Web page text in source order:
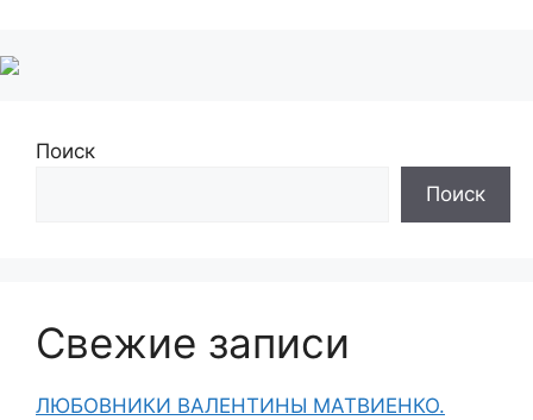
Поиск
Поиск
Свежие записи
ЛЮБОВНИКИ ВАЛЕНТИНЫ МАТВИЕНКО.